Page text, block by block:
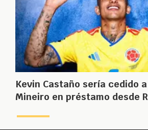
Kevin Castaño sería cedido
Mineiro en préstamo desde